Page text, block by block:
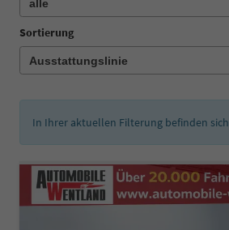
Sortierung
In Ihrer aktuellen Filterung befinden sich